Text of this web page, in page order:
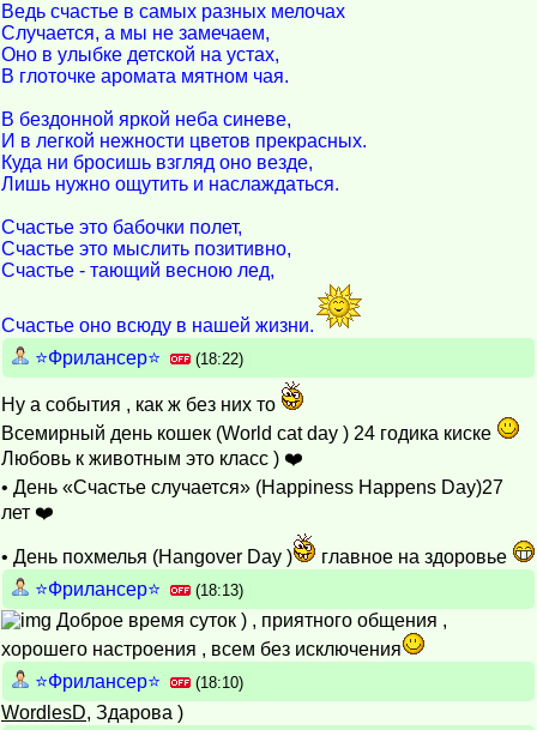
Ведь счастье в самых разных мелочах
Случается, а мы не замечаем,
Оно в улыбке детской на устах,
В глоточке аромата мятном чая.
В бездонной яркой неба синеве,
И в легкой нежности цветов прекрасных.
Куда ни бросишь взгляд оно везде,
Лишь нужно ощутить и наслаждаться.
Счастье это бабочки полет,
Счастье это мыслить позитивно,
Счастье - тающий весною лед,
Счастье оно всюду в нашей жизни.
⭐️Фрилансер⭐️
(18:22)
Ну а события , как ж без них то
Всемирный день кошек (World cat day ) 24 годика киске
Любовь к животным это класс ) ❤️
• День «Счастье случается» (Happiness Happens Day)27
лет ❤️
• День похмелья (Hangover Day )
главное на здоровье
⭐️Фрилансер⭐️
(18:13)
Доброе время суток ) , приятного общения ,
хорошего настроения , всем без исключения
⭐️Фрилансер⭐️
(18:10)
WordlesD, Здарова )